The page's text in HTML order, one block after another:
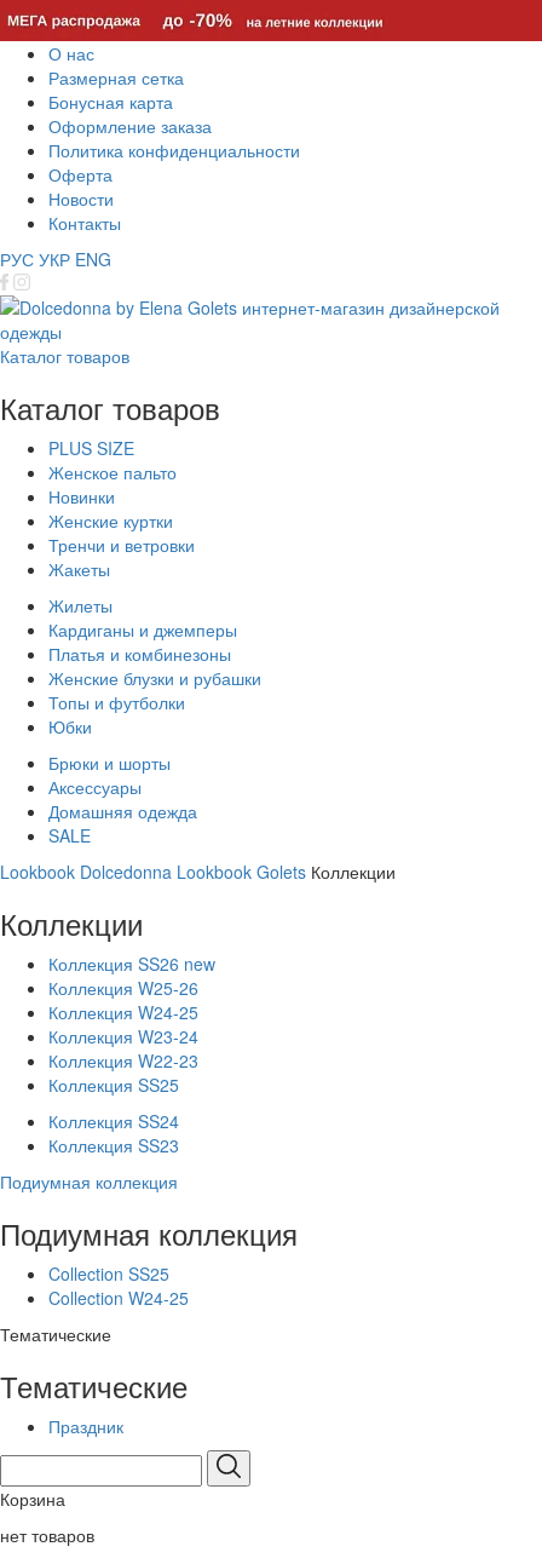
О нас
Размерная сетка
Бонусная карта
Оформление заказа
Политика конфиденциальности
Оферта
Новости
Контакты
РУС УКР ENG
Каталог товаров
Каталог товаров
PLUS SIZE
Женское пальто
Новинки
Женские куртки
Тренчи и ветровки
Жакеты
Жилеты
Кардиганы и джемперы
Платья и комбинезоны
Женские блузки и рубашки
Топы и футболки
Юбки
Брюки и шорты
Аксессуары
Домашняя одежда
SALE
Lookbook Dolcedonna Lookbook Golets Коллекции
Коллекции
Коллекция SS26 new
Коллекция W25-26
Коллекция W24-25
Коллекция W23-24
Коллекция W22-23
Коллекция SS25
Коллекция SS24
Коллекция SS23
Подиумная коллекция
Подиумная коллекция
Collection SS25
Collection W24-25
Тематические
Тематические
Праздник
Корзина
нет товаров